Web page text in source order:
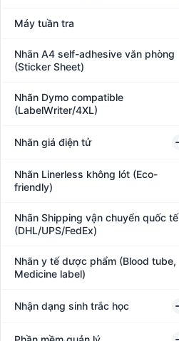
Máy tuần tra
Nhãn A4 self-adhesive văn phòng
(Sticker Sheet)
Nhãn Dymo compatible
(LabelWriter/4XL)
Nhãn giá điện tử
Nhãn Linerless không lót (Eco-
friendly)
Nhãn Shipping vận chuyển quốc tế
(DHL/UPS/FedEx)
Nhãn y tế dược phẩm (Blood tube,
Medicine label)
Nhận dạng sinh trắc học